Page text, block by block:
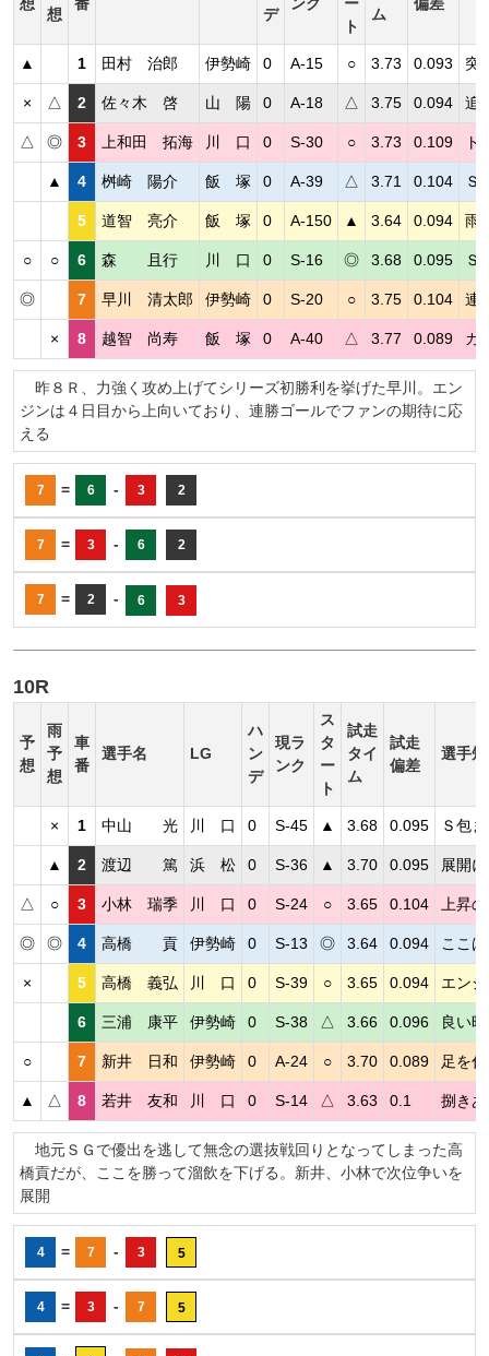
想 デ
ト
ム
▲ 1 田村 治郎 伊勢崎 0 A-15 ○ 3.73 0.093 突
× △ 2 佐々木 啓 山 陽 0 A-18 △ 3.75 0.094 追
△ ◎ 3 上和田 拓海 川 口 0 S-30 ○ 3.73 0.109 ト
▲ 4 桝崎 陽介 飯 塚 0 A-39 △ 3.71 0.104 Ｓ
5 道智 亮介 飯 塚 0 A-150 ▲ 3.64 0.094 雨
○ ○ 6 森 且行 川 口 0 S-16 ◎ 3.68 0.095 Ｓ
◎ 7 早川 清太郎 伊勢崎 0 S-20 ○ 3.75 0.104 連
× 8 越智 尚寿 飯 塚 0 A-40 △ 3.77 0.089 カ
昨８Ｒ、力強く攻め上げてシリーズ初勝利を挙げた早川。エン
ジンは４日目から上向いており、連勝ゴールでファンの期待に応
える
7 = 6 - 3 2
7 = 3 - 6 2
7 = 2 - 6 3
10R
予
想
雨
予
想
車
番
選手名 LG
ハ
ン
デ
現ラ
ンク
ス
タ
ー
ト
試走
タイ
ム
試走
偏差
選手
× 1 中山 光 川 口 0 S-45 ▲ 3.68 0.095 Ｓ包
▲ 2 渡辺 篤 浜 松 0 S-36 ▲ 3.70 0.095 展開
△ ○ 3 小林 瑞季 川 口 0 S-24 ○ 3.65 0.104 上昇
◎ ◎ 4 高橋 貢 伊勢崎 0 S-13 ◎ 3.64 0.094 ここ
× 5 高橋 義弘 川 口 0 S-39 ○ 3.65 0.094 エン
6 三浦 康平 伊勢崎 0 S-38 △ 3.66 0.096 良い
○ 7 新井 日和 伊勢崎 0 A-24 ○ 3.70 0.089 足を
▲ △ 8 若井 友和 川 口 0 S-14 △ 3.63 0.1 捌き
地元ＳＧで優出を逃して無念の選抜戦回りとなってしまった高
橋貢だが、ここを勝って溜飲を下げる。新井、小林で次位争いを
展開
4 = 7 - 3 5
4 = 3 - 7 5